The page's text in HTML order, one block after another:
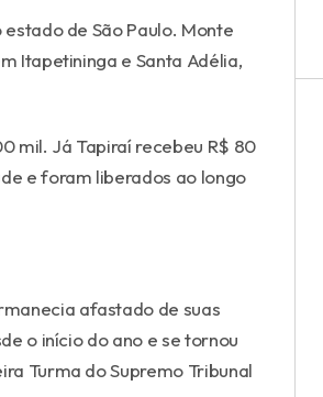
de São Paulo. Monte
Itapetininga e Santa Adélia,
mil. Já Tapiraí recebeu R$ 80
e foram liberados ao longo
afastado de suas
o início do ano e se tornou
Turma do Supremo Tribunal